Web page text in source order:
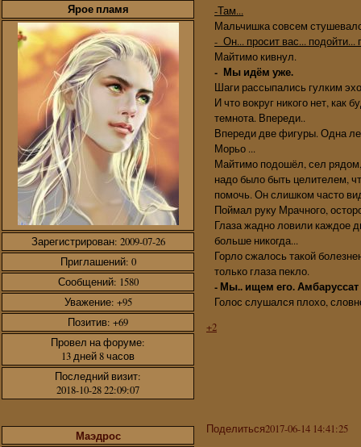
Ярое пламя
Зарегистрирован: 2009-07-26
Приглашений: 0
Сообщений: 1580
Уважение: +95
Позитив: +69
Провел на форуме:
13 дней 8 часов
Последний визит:
2018-10-28 22:09:07
-Там...
Мальчишка совсем
- Он... просит вас... подойти...
Майтимо кивнул.
- Мы идём уже.
Шаги рассыпались гулким
И что вокруг никого нет,
темнота. Впереди..
Впереди две фигуры. Одна
Морьо ...
Майтимо подошёл, сел
надо было быть целителем,
помочь. Он слишком часто
Поймал руку Мрачного,
Глаза жадно ловили каждое
больше никогда...
Горло сжалось такой
только глаза пекло.
- Мы.. ищем его.
Голос слушался плохо,
+2
Поделиться2017-06-14 14:41:25
Маэдрос